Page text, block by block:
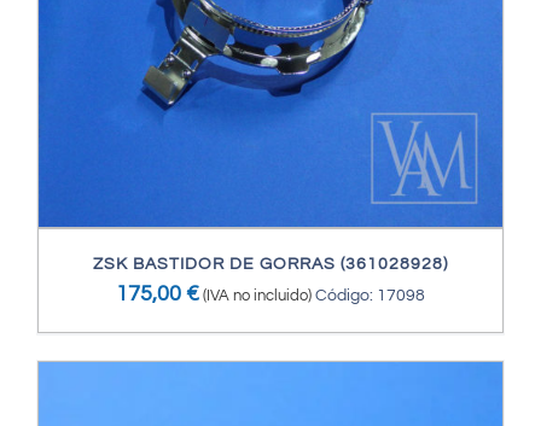
ZSK BASTIDOR DE GORRAS (361028928)
175,00 € (IVA no incluido) Código: 17098